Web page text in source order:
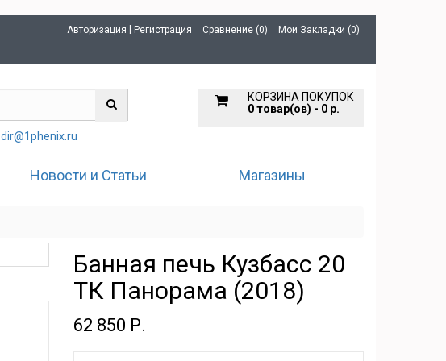
Авторизация Регистрация Сравнение (0) Мои Закладки (0)
dir@1phenix.ru
КОРЗИНА ПОКУПОК
0 товар(ов) - 0 р.
Новости и Статьи Магазины
Банная печь Кузбасс 20
ТК Панорама (2018)
62 850 Р.